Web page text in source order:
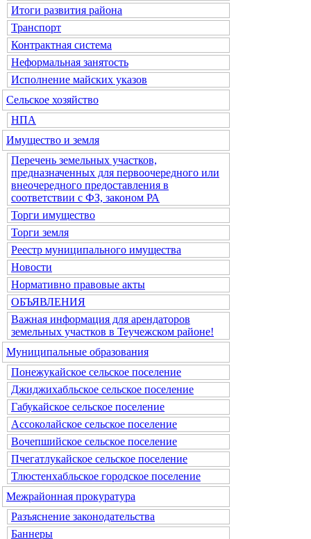
Итоги развития района
Транспорт
Контрактная система
Неформальная занятость
Исполнение майских указов
Сельское хозяйство
НПА
Имущество и земля
Перечень земельных участков,
предназначенных для первоочередного или
внеочередного предоставления в
соответствии с ФЗ, законом РА
Торги имущество
Торги земля
Реестр муниципального имущества
Новости
Нормативно правовые акты
ОБЪЯВЛЕНИЯ
Важная информация для арендаторов
земельных участков в Теучежском районе!
Муниципальные образования
Понежукайское сельское поселение
Джиджихабльское сельское поселение
Габукайское сельское поселение
Ассоколайское сельское поселение
Вочепшийское сельское поселение
Пчегатлукайское сельское поселение
Тлюстенхабльское городское поселение
Межрайонная прокуратура
Разъяснение законодательства
Баннеры